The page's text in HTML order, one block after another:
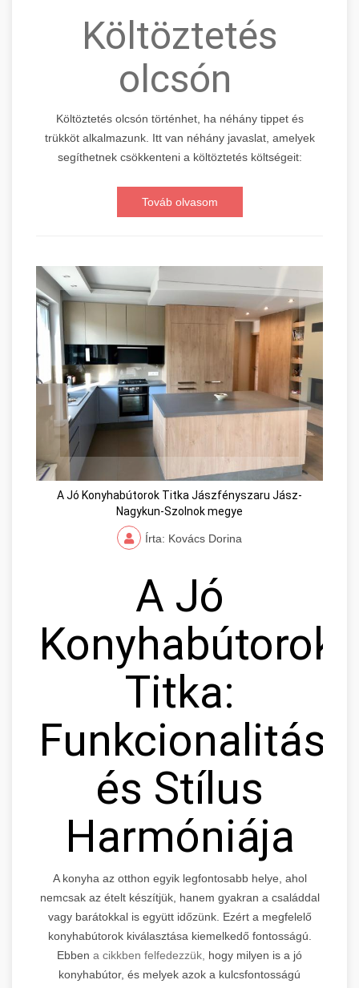
Költöztetés
olcsón
Költöztetés olcsón történhet, ha néhány tippet és
trükköt alkalmazunk. Itt van néhány javaslat, amelyek
segíthetnek csökkenteni a költöztetés költségeit:
Továb olvasom
A Jó Konyhabútorok Titka Jászfényszaru Jász-
Nagykun-Szolnok megye
Írta: Kovács Dorina
A Jó
Konyhabútorok
Titka:
Funkcionalitás
és Stílus
Harmóniája
A konyha az otthon egyik legfontosabb helye, ahol
nemcsak az ételt készítjük, hanem gyakran a családdal
vagy barátokkal is együtt időzünk. Ezért a megfelelő
konyhabútorok kiválasztása kiemelkedő fontosságú.
Ebben a cikkben felfedezzük, hogy milyen is a jó
konyhabútor, és melyek azok a kulcsfontosságú